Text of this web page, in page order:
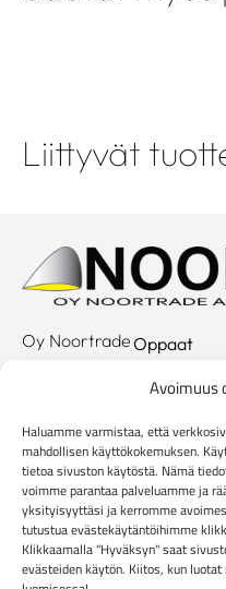
Avoimuus
Haluamme varmistaa, että
mahdollisen käyttökokemuksen.
tietoa sivuston käytöstä. Nämä
voimme parantaa palveluamme ja
yksityisyyttäsi ja kerromme
tutustua evästekäytäntöihimme
Klikkaamalla "Hyväksyn" saat
evästeiden käytön. Kiitos, kun
Liittyvät
Oy Noortrade
Hallimestarinkatu
20780
Kaarina
info@noortrade.fi
+358 2 51 22
500
Oppaat
Kuvastot
Showroom
Yritys